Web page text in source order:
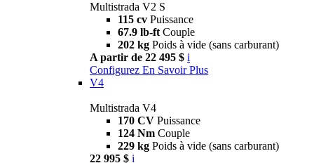
Multistrada V2 S
115 cv Puissance
67.9 lb-ft Couple
202 kg Poids à vide (sans carburant)
A partir de 22 495 $ i
Configurez En Savoir Plus
V4
Multistrada V4
170 CV Puissance
124 Nm Couple
229 kg Poids à vide (sans carburant)
22 995 $ i